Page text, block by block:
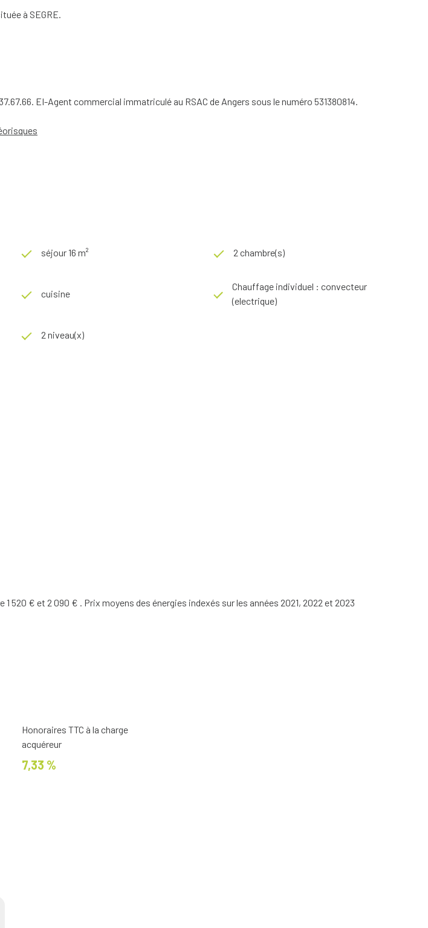
à SEGRE.
EI-Agent commercial immatriculé au RSAC de Angers sous le numéro 531380814.
séjour 16 m² 2 chambre(s)
cuisine
Chauffage individuel : convecteur
(electrique)
2 niveau(x)
€ et 2 090 € . Prix moyens des énergies indexés sur les années 2021, 2022 et 2023
Honoraires TTC à la charge
acquéreur
7,33 %